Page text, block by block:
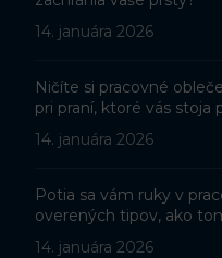
14. januára 2026
Ničíte si pracovné
pri praní, ktoré vás stoja
14. januára 2026
Potia sa vám ruky v
overených tipov, ako
14. januára 2026